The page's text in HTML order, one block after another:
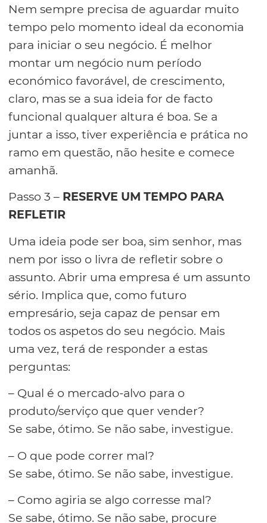
Nem sempre precisa de aguardar muito
tempo pelo momento ideal da economia
para iniciar o seu negócio. É melhor
montar um negócio num período
económico favorável, de crescimento,
claro, mas se a sua ideia for de facto
funcional qualquer altura é boa. Se a
juntar a isso, tiver experiência e prática no
ramo em questão, não hesite e comece
amanhã.
Passo 3 – RESERVE UM TEMPO PARA
REFLETIR
Uma ideia pode ser boa, sim senhor, mas
nem por isso o livra de refletir sobre o
assunto. Abrir uma empresa é um assunto
sério. Implica que, como futuro
empresário, seja capaz de pensar em
todos os aspetos do seu negócio. Mais
uma vez, terá de responder a estas
perguntas:
– Qual é o mercado-alvo para o
produto/serviço que quer vender?
Se sabe, ótimo. Se não sabe, investigue.
– O que pode correr mal?
Se sabe, ótimo. Se não sabe, investigue.
– Como agiria se algo corresse mal?
Se sabe, ótimo. Se não sabe, procure